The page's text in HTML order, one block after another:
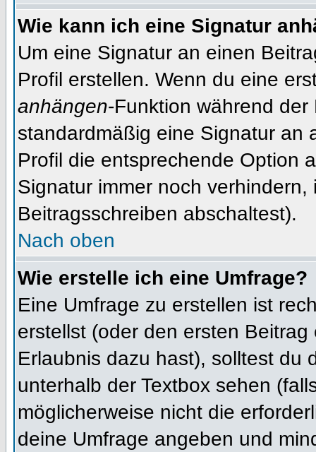
Wie kann ich eine Signatur
Um eine Signatur an einen
Profil erstellen. Wenn du eine
anhängen-Funktion während
standardmäßig eine Signatur an
Profil die entsprechende Option
Signatur immer noch
Beitragsschreiben abschaltest).
Nach oben
Wie erstelle ich eine Umfrage?
Eine Umfrage zu erstellen ist
erstellst (oder den ersten
Erlaubnis dazu hast), solltest du
unterhalb der Textbox sehen
möglicherweise nicht die
deine Umfrage angeben und